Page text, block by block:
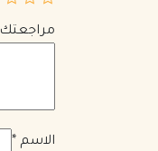
مراجعتك
الاسم *